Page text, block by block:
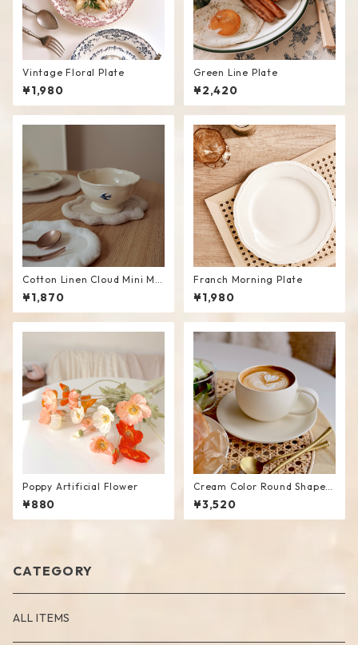
Vintage Floral Plate
¥1,980
Green Line Plate
¥2,420
Cotton Linen Cloud Mini Ma
t #Beige
¥1,870
Franch Morning Plate
¥1,980
Poppy Artificial Flower
¥880
Cream Color Round Shape C
up Saucer Set
¥3,520
CATEGORY
ALL ITEMS